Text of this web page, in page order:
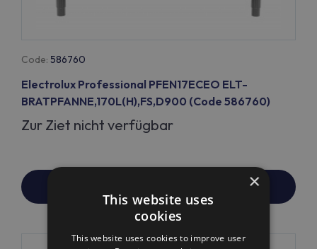
Code: 586760
Electrolux Professional PFEN17ECEO ELT-
BRATPFANNE,170L(H),FS,D900 (Code 586760)
Zur Ziet nicht verfügbar
×
This website uses
cookies
This website uses cookies to improve user